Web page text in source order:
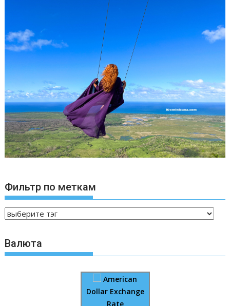
Фильтр по меткам
Валюта
American
Dollar Exchange
Rate